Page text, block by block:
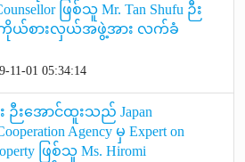
ဖြစ်သူ Mr. Tan Shufu ဉီး
ကိုယ်စားလှယ်အဖွဲ့အား လက်ခံ
11-01 05:34:14
းအောင်ထူးသည် Japan
Agency မှ Expert on
ဖြစ်သူ Ms. Hiromi